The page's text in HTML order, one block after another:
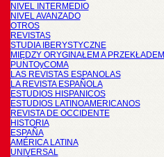
NIVEL INTERMEDIO
NIVEL AVANZADO
OTROS
REVISTAS
STUDIA IBERYSTYCZNE
MIĘDZY ORYGINAŁEM A PRZEKŁADEM
PUNTOyCOMA
LAS REVISTAS ESPANOLAS
LA REVISTA ESPAÑOLA
ESTUDIOS HISPANICOS
ESTUDIOS LATINOAMERICANOS
REVISTA DE OCCIDENTE
HISTORIA
ESPAÑA
AMÉRICA LATINA
UNIVERSAL